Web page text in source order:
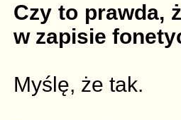
Czy to prawda,
w zapisie
Myślę, że tak.